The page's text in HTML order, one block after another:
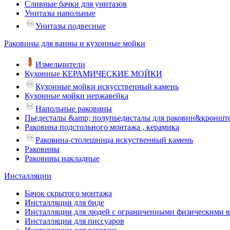
Сливные бачки для унитазов
Унитазы напольные
Унитазы подвесные
Раковины для ванны и кухонные мойки
Измельчители
Кухонные КЕРАМИЧЕСКИЕ МОЙКИ
Кухонные мойки искусственный камень
Кухонные мойки нержавейка
Напольные раковины
Пьедесталы &amp; полупьедисталы для
Раковина подстольного монтажа , керамика
Раковина-столешница искуственный камень
Раковины
Раковины накладные
Инсталляции
Бачок скрытого монтажа
Инсталляции для биде
Инсталляции для людей с ограниченными физическими
Инсталляции для писсуаров